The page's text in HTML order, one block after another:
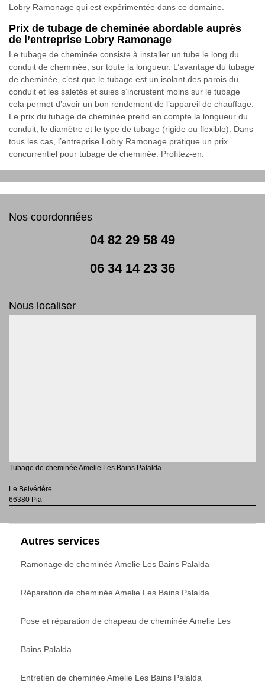
Lobry Ramonage qui est expérimentée dans ce domaine.
Prix de tubage de cheminée abordable auprès
de l’entreprise Lobry Ramonage
Le tubage de cheminée consiste à installer un tube le long du
conduit de cheminée, sur toute la longueur. L’avantage du tubage
de cheminée, c’est que le tubage est un isolant des parois du
conduit et les saletés et suies s’incrustent moins sur le tubage
cela permet d’avoir un bon rendement de l’appareil de chauffage.
Le prix du tubage de cheminée prend en compte la longueur du
conduit, le diamètre et le type de tubage (rigide ou flexible). Dans
tous les cas, l’entreprise Lobry Ramonage pratique un prix
concurrentiel pour tubage de cheminée. Profitez-en.
Nos coordonnées
04 82 29 58 49
06 34 14 23 36
Nous localiser
Tubage de cheminée Amelie Les Bains Palalda
Le Belvédère
66380 Pia
Autres services
Ramonage de cheminée Amelie Les Bains Palalda
Réparation de cheminée Amelie Les Bains Palalda
Pose et réparation de chapeau de cheminée Amelie Les
Bains Palalda
Entretien de cheminée Amelie Les Bains Palalda